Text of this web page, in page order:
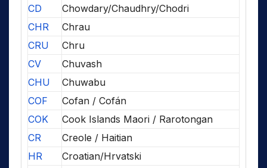
CD
Chowdary/Chaudhry/Chodri
CHR
Chrau
CRU
Chru
CV
Chuvash
CHU
Chuwabu
COF
Cofan / Cofán
COK
Cook Islands Maori / Rarotongan
CR
Creole / Haitian
HR
Croatian/Hrvatski